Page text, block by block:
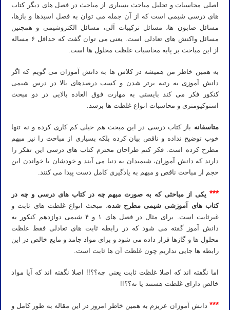
اصلی محاسبات و تحلیل مباحث بسیاری از مباحث در فصل های دیگر کتاب
های درسی شیمی است که از آن جمله می توان به فصل اسیدها و بازها،
مسائل صابون ها، مسائل ترکیبات آلی، مسائل الکتروشیمی و همچنین
مسائل واکنش های تعادلی است. یعنی می توان گفت که حداقل ۶ مساله
از این مباحث بر پایه محاسبات غلظت محلول ها است.
به همین خاطر من همیشه در کلاس ها به دانش آموزان می گویم که اگر
دانش آموزی به رتبه برتر شدن و کسب درصدهای بالا در درس شیمی
کنکور فکر می کند بایستی به مهارت فوق العاده بالایی در دو مبحث
استوکیومتری و محاسبات انواع غلظت ها برسد.
متاسفانه باز کتاب درسی در این مبحث هم خیلی کم کاری کرده و نه تنها
خوب توضیح نداده و ناقص بیان کرده بلکه بسیاری از مباحث را نیز مبهم
مطرح کرده است. فکر کنم طراحان محترم کتاب های درسی این تفکر را
دارند که دانش آموزان، شیمیدان به دنیا می آیند و خودشان با خواندن این
حجم از مباحث ناقص و مبهم به یادگیری کامل دست پیدا می کنند.
*** یکی از مباحثی که به صورت مبهم چه در کتاب های درسی و چه در
کتاب های آموزشی شیمی مطرح شده، مبحث انواع غلظت های ثابت و
غیرثابت است. برای مثال در فصل های ۱ و ۴ شیمی دوازدهم کنکور به
دانش آموز گفته می شود که در رابطه ثابت های تعادلی فقط غلظت
محلول ها و گازها قرار داده می شود و برای مواد جامد و مایع خالص در این
رابطه ها جایی نداریم چون غلظت آن ها ثابت است.
اما نگفته اند که اصلا غلظت ثابت یعنی چه؟؟!! اصلا نگفته اند که آیا مواد
خالص دارای غلظت هستند یا نه؟؟!!
*** دانش آموزان عزیزم به همین خاطر امروز در این مقاله به طور کامل و